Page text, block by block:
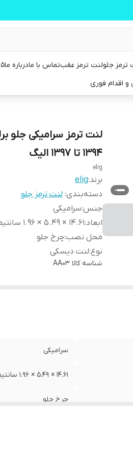
ترمز جلولنت ترمز عقبتماس با مادرباره ما۵ نشانه واضح برای تعویض لنت ترمز خودرو | راهنمای کامل
اقدام فوری
۱۳۹۴ تا ۱۳۹۷ الیگ
elig
برند:elig
دسته‌بندی: لنت ترمز جلو
جنس:سرامیکی
ابعاد:14.61 × 5.49 × 1.96 سانتیمتر
محل نصب:چرخ جلو
نوع:لنت دیسکی
شناسه کالا AA03
سرامیکی
14.61 × 5.49 × 1.96 سانتیمتر
چرخ جلو